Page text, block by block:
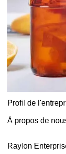
Profil de
À propos de
Raylon